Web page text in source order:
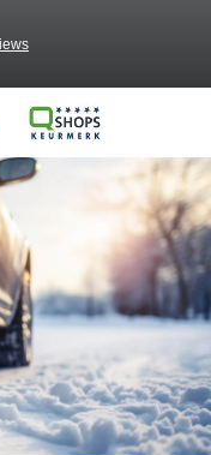
buurt